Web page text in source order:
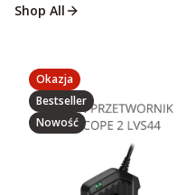
Shop All
Okazja
Bestseller
Nowość